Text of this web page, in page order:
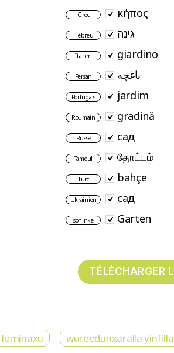
Grec κήπος
Hébreu גינה
Italien giardino
Persan باغچه
Portugais jardim
Roumain gradină
Russe сад
Tamoul தோட்டம்
Turc bahçe
Ukrainien сад
soninke Garten
leminaxu wureedunxaralla yinfilla